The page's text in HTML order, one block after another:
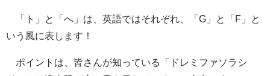
「ト」と「へ」は、英語ではそれぞれ、「G」と「F」と
いう風に表します！
ポイントは、皆さんが知っている「ドレミファソラシ